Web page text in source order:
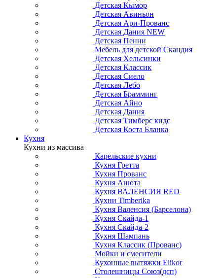
Детская Кымор
Детская Авиньон
Детская Ари-Прованс
Детская Дания NEW
Детская Пенни
Мебель для детской Скандия
Детская Хельсинки
Детская Классик
Детская Сиело
Детская Лебо
Детская Брамминг
Детская Айно
Детская Дания
Детская Тимберс кидс
Детская Коста Бланка
Кухня
Кухни из массива
Карельские кухни
Кухня Гретта
Кухня Прованс
Кухня Анюта
Кухня ВАЛЕНСИЯ RED
Кухни Timberika
Кухня Валенсия (Барселона)
Кухня Скайда-1
Кухня Скайда-2
Кухня Шампань
Кухня Классик (Прованс)
Мойки и смесители
Кухонные вытяжки Elikor
Столешницы Союз(дсп)